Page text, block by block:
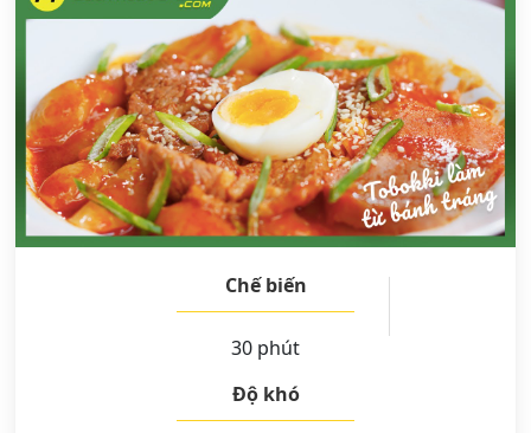
Chế biến
30 phút
Độ khó